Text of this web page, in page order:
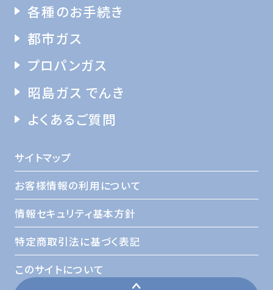
各種のお手続き
都市ガス
プロパンガス
昭島ガス でんき
よくあるご質問
サイトマップ
お客様情報の利用について
情報セキュリティ基本方針
特定商取引法に基づく表記
このサイトについて